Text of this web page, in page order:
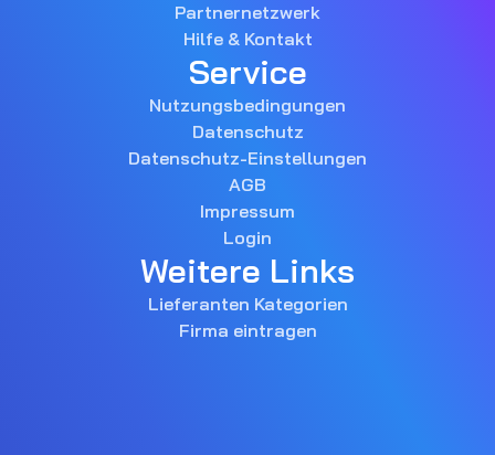
Partnernetzwerk
Hilfe & Kontakt
Service
Nutzungsbedingungen
Datenschutz
Datenschutz-Einstellungen
AGB
Impressum
Login
Weitere Links
Lieferanten Kategorien
Firma eintragen